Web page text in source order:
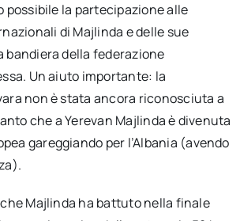
possibile la partecipazione alle
di Majlinda e delle sue
bandiera della federazione
Un aiuto importante: la
non è stata ancora riconosciuta a
che a Yerevan Majlinda è divenuta
gareggiando per l’Albania (avendo
Majlinda ha battuto nella finale